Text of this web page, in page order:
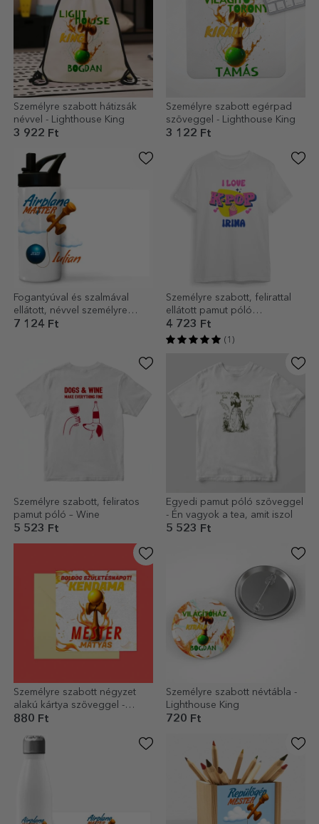
Személyre szabott hátizsák
névvel - Lighthouse King
3 922 Ft
Személyre szabott egérpad
szöveggel - Lighthouse King
3 122 Ft
Fogantyúval és szalmával
ellátott, névvel személyre
szabott termosz gyerekeknek
7 124 Ft
Személyre szabott, felirattal
ellátott pamut póló
gyerekeknek – Kpop
4 723 Ft
(1)
Személyre szabott, feliratos
pamut póló – Wine
5 523 Ft
Egyedi pamut póló szöveggel
- Én vagyok a tea, amit iszol
5 523 Ft
Személyre szabott négyzet
alakú kártya szöveggel -
Kendama Master
880 Ft
Személyre szabott névtábla -
Lighthouse King
720 Ft